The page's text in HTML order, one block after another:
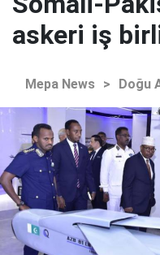
askeri iş
Mepa News > Doğu